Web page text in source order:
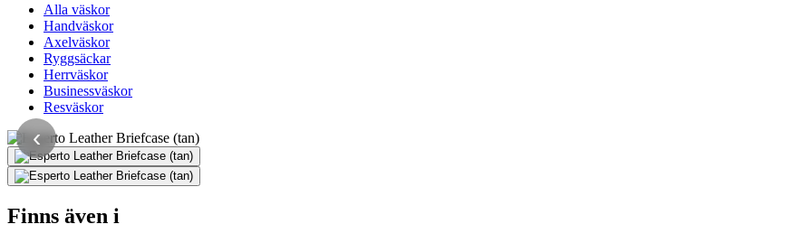
Alla väskor
Handväskor
Axelväskor
Ryggsäckar
Herrväskor
Businessväskor
Resväskor
‹
Finns även i